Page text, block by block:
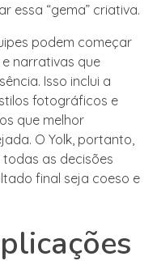
essa “gema” criativa.
podem começar
narrativas que
Isso inclui a
fotográficos e
que melhor
O Yolk, portanto,
as decisões
final seja coeso e